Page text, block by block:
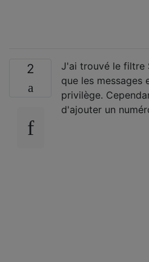
2
J'ai trouvé le filtre
que les messages
privilège.
d'ajouter un